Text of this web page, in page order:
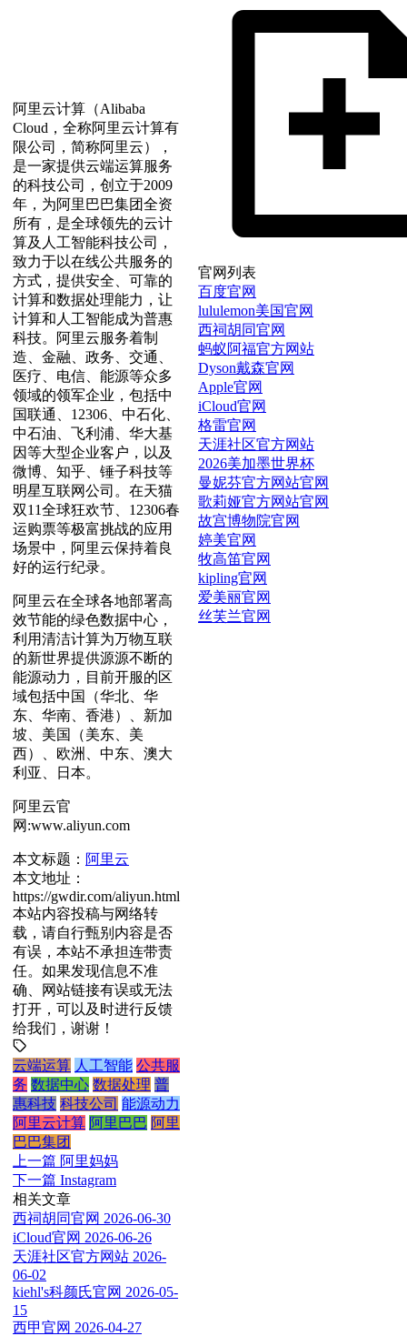
阿里云计算（Alibaba
Cloud，全称阿里云计算有
限公司，简称阿里云），
是一家提供云端运算服务
的科技公司，创立于2009
年，为阿里巴巴集团全资
所有，是全球领先的云计
算及人工智能科技公司，
致力于以在线公共服务的
方式，提供安全、可靠的
计算和数据处理能力，让
计算和人工智能成为普惠
科技。阿里云服务着制
造、金融、政务、交通、
医疗、电信、能源等众多
领域的领军企业，包括中
国联通、12306、中石化、
中石油、飞利浦、华大基
因等大型企业客户，以及
微博、知乎、锤子科技等
明星互联网公司。在天猫
双11全球狂欢节、12306春
运购票等极富挑战的应用
场景中，阿里云保持着良
好的运行纪录。
阿里云在全球各地部署高
效节能的绿色数据中心，
利用清洁计算为万物互联
的新世界提供源源不断的
能源动力，目前开服的区
域包括中国（华北、华
东、华南、香港）、新加
坡、美国（美东、美
西）、欧洲、中东、澳大
利亚、日本。
阿里云官
网:www.aliyun.com
本文标题： 阿里云
本文地址：
https://gwdir.com/aliyun.html
本站内容投稿与网络转
载，请自行甄别内容是否
有误，本站不承担连带责
任。如果发现信息不准
确、网站链接有误或无法
打开，可以及时进行反馈
给我们，谢谢！
云端运算 人工智能 公共服
务 数据中心 数据处理 普
惠科技 科技公司 能源动力
阿里云计算 阿里巴巴 阿里
巴巴集团
上一篇 阿里妈妈
下一篇 Instagram
相关文章
西祠胡同官网 2026-06-30
iCloud官网 2026-06-26
天涯社区官方网站 2026-
06-02
kiehl's科颜氏官网 2026-05-
15
西甲官网 2026-04-27
官网列表
百度官网
lululemon美国官网
西祠胡同官网
蚂蚁阿福官方网站
Dyson戴森官网
Apple官网
iCloud官网
格雷官网
天涯社区官方网站
2026美加墨世界杯
曼妮芬官方网站官网
歌莉娅官方网站官网
故宫博物院官网
婷美官网
牧高笛官网
kipling官网
爱美丽官网
丝芙兰官网